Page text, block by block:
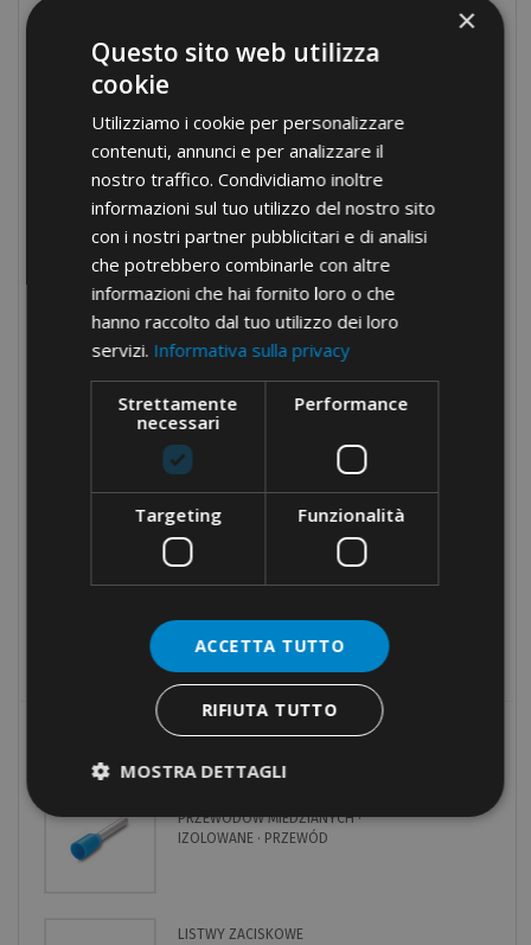
Wielobiegunowe z poliamidu z dodatkiem włókna
Wielobiegunowe ze steatytu
Modułowe bloki rozdzielcze
Dławnice kablowe z mosiądzu
Opaski zaciskowe
Rurki termokurczliwe
Elementy do tablic rozdzielczych
Narzędzia ręczne
Narzędzia hydrauliczne
Taśmy izolacyjne
Złącza do rur elektroinstalacyjnych
Towary wycofane z cennika
PRZEWODÓW MIEDZIANYCH ·
IZOLOWANE · PRZEWÓD
LISTWY ZACISKOWE
×
Questo sito web utilizza
cookie
Utilizziamo i cookie per personalizzare
contenuti, annunci e per analizzare il
nostro traffico. Condividiamo inoltre
informazioni sul tuo utilizzo del nostro sito
con i nostri partner pubblicitari e di analisi
che potrebbero combinarle con altre
informazioni che hai fornito loro o che
hanno raccolto dal tuo utilizzo dei loro
servizi. Informativa sulla privacy
Strettamente
necessari
Performance
Targeting Funzionalità
ACCETTA TUTTO
RIFIUTA TUTTO
MOSTRA DETTAGLI